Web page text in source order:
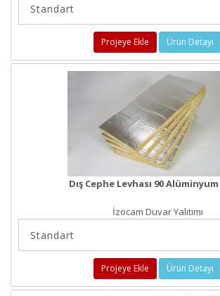
Projeye Ekle Ürün Detayı
Dış Cephe Levhası 90
İzocam Duvar Yalıtımı
Projeye Ekle Ürün Detayı